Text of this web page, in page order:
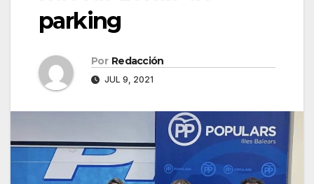
parking
Por Redacción
JUL 9, 2021